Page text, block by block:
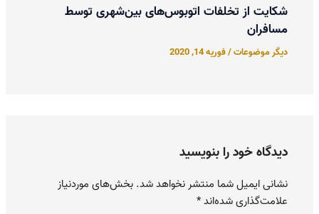
شکایت از تخلفات اتوبوس‌های بین‌شهری توسط
مسافران
دیگر موضوعات/فوریه 14, 2020
دیدگاه‌ خود را بنویسید
نشانی ایمیل شما منتشر نخواهد شد. بخش‌های موردنیاز
علامت‌گذاری شده‌اند*